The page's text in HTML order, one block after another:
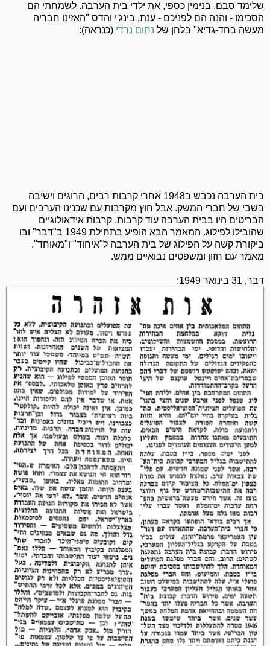
שלימד סבם, בנימין כספי, את ילדי בית הערבה. לשמחתי הם
הסכימו - והנה הם לפניכם - ענת, בינג'י והדס "האזינו חבריה
מעשה בחד-גדיא" בלחן של נחום נרדי (כנראה):
בית הערבה נכבש ב1948 אחרי קרבות רבים, הרוגים וישיבה
בשבי של חברי המשק. אבל חוץ מקרבות עם שכנינו הערבים ועם
הבריטים היו בבית הערבה עוד קרבות. קרבות אידאולוגיים
שהובילו לפילוג. המאמר הבא הופיע בתחילת 1949 ב"דבר" ובו
ביקורת קשה על הפילוג של בית הערבה ל"איחוד" ו"מאוחד".
מאמר עם חזון ומשפטים נבואיים ממש.
דבר, 31 בינואר 1949: